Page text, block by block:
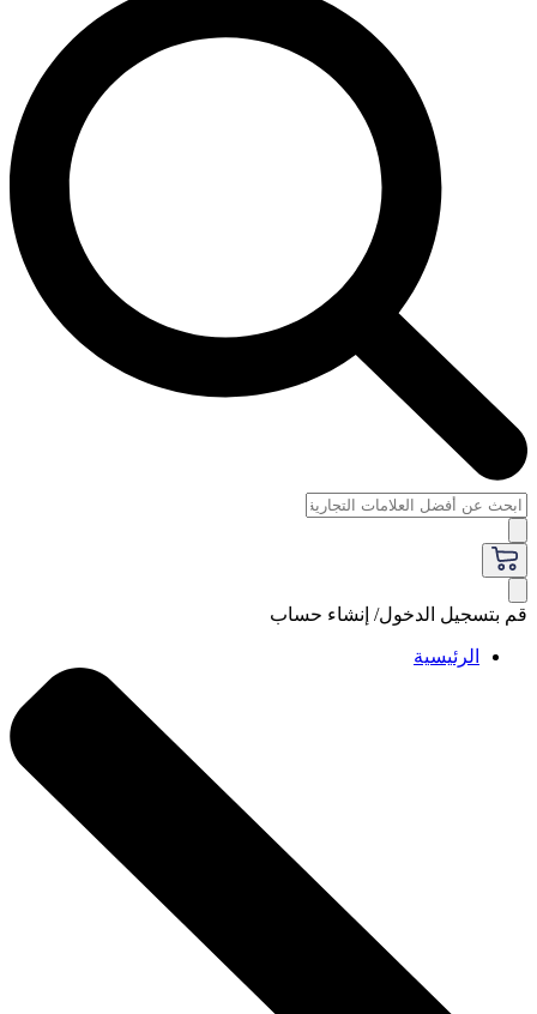
قم بتسجيل الدخول/ إنشاء حساب
الرئيسية